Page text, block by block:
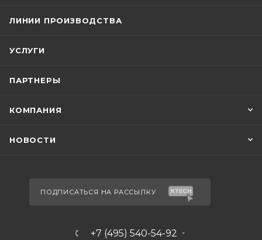
ЛИНИИ ПРОИЗВОДСТВА
УСЛУГИ
ПАРТНЕРЫ
КОМПАНИЯ
НОВОСТИ
ПОДПИСАТЬСЯ НА РАССЫЛКУ
+7 (495) 540-54-92